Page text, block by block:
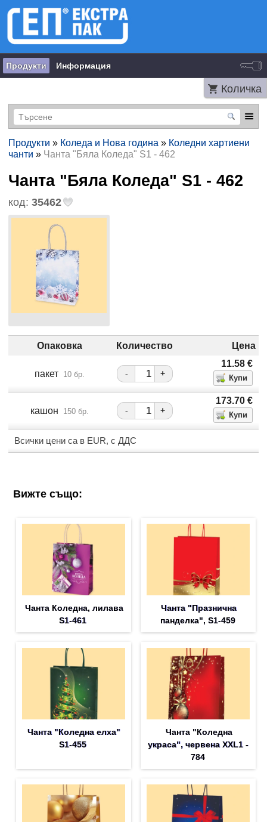
Продукти Информация
Количка
Продукти » Коледа и Нова година » Коледни хартиени
чанти » Чанта "Бяла Коледа" S1 - 462
Чанта "Бяла Коледа" S1 - 462
код: 35462
Опаковка Количество Цена
пакет 10 бр. - +
11.58 €
кашон 150 бр. - +
173.70 €
Всички цени са в EUR, с ДДС
Вижте също:
Чанта Коледна, лилава
S1-461
Чанта "Празнична
панделка", S1-459
Чанта "Коледна елха"
S1-455
Чанта "Коледна
украса", червена XXL1 -
784